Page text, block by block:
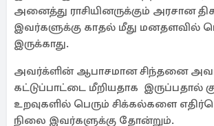
அனைத்து ராசியினருக்கும் அரசான
இவர்களுக்கு காதல் மீது மனதளவில்
இருக்காது.
அவர்க்ளின் ஆபாசமான சிந்தனை
கட்டுப்பாட்டை மீறியதாக இருப்பதால்
உறவுகளில் பெரும் சிக்கல்களை
நிலை இவர்களுக்கு தோன்றும்.